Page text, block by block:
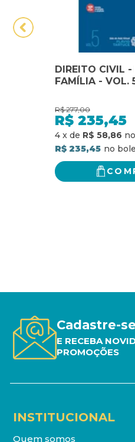
DIREITO CIVIL -
FAMÍLIA - VOL.
R$ 277,00
R$ 235,45
4 x de R$ 58,86
R$ 235,45
Cadastre-
E RECEBA
PROMOÇÕES
INSTITUCIONAL
Quem somos